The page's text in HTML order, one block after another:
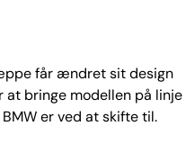
får ændret sit design
at bringe modellen på linje
er ved at skifte til.